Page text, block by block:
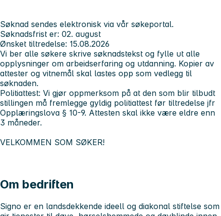
Søknad sendes elektronisk via vår søkeportal.
Søknadsfrist er: 02. august
Ønsket tiltredelse: 15.08.2026
Vi ber alle søkere skrive søknadstekst og fylle ut alle
opplysninger om arbeidserfaring og utdanning. Kopier av
attester og vitnemål skal lastes opp som vedlegg til
søknaden.
Politiattest: Vi gjør oppmerksom på at den som blir tilbudt
stillingen må fremlegge gyldig politiattest før tiltredelse jfr
Opplæringslova § 10-9. Attesten skal ikke være eldre enn
3 måneder.
VELKOMMEN SOM SØKER!
Om bedriften
Signo er en landsdekkende ideell og diakonal stiftelse som